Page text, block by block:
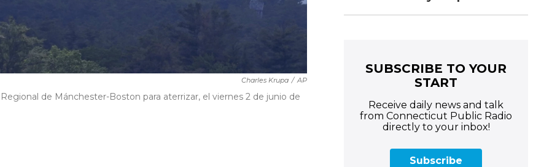
Charles Krupa / AP
de Mánchester-Boston para aterrizar, el viernes 2 de junio de
SUBSCRIBE TO YOUR
START
Receive daily news and talk
from Connecticut Public Radio
directly to your inbox!
Subscribe